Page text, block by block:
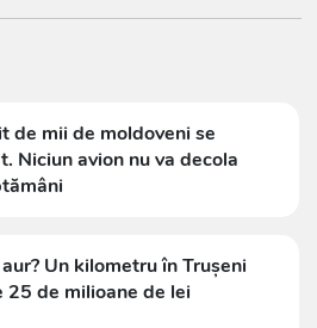
de mii de moldoveni se
Niciun avion nu va decola
Un kilometru în Trușeni
25 de milioane de lei